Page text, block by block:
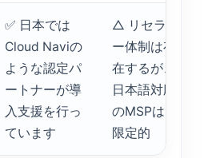
✅ 日本では
Cloud Naviの
ような認定パ
ートナーが導
入支援を行っ
ています
△ リセラ
ー体制は存
在するが、
日本語対応
のMSPは
限定的